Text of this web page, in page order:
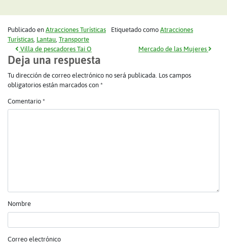
Publicado en Atracciones Turísticas Etiquetado como Atracciones
Turísticas, Lantau, Transporte
Navegación de entradas
Villa de pescadores Tai O Mercado de las Mujeres
Deja una respuesta
Tu dirección de correo electrónico no será publicada. Los campos
obligatorios están marcados con *
Comentario *
Nombre
Correo electrónico